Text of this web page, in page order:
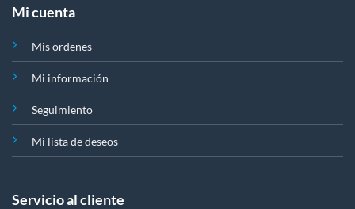
Mi cuenta
Mis ordenes
Mi información
Seguimiento
Mi lista de deseos
Servicio al cliente